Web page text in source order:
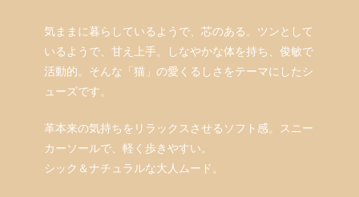
気ままに暮らしているようで、芯のある。ツンとして
いるようで、甘え上手。しなやかな体を持ち、俊敏で
活動的。そんな「猫」の愛くるしさをテーマにしたシ
ューズです。
革本来の気持ちをリラックスさせるソフト感。スニー
カーソールで、軽く歩きやすい。
シック＆ナチュラルな大人ムード。